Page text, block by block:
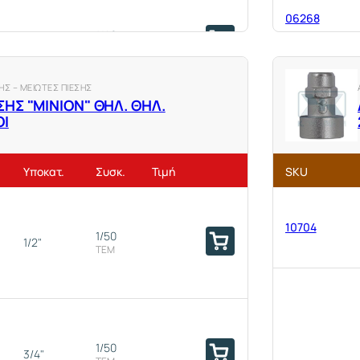
1/4
ΤΕΜ
1/46
06268
– ΜΕΙΩΤΕΣ ΠΙΕΣΗΣ
"ΜΙΝΙΟΝ" ΘΗΛ. ΘΗΛ.
Υποκατ. Συσκ. Τιμή
1/2" 1/50
ΤΕΜ
3/4" 1/50
SKU
10704